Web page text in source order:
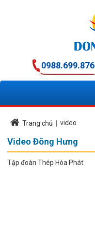
0988.699.876
Trang chủ video
Video Đông Hưng
Tập đoàn Thép Hòa Phát